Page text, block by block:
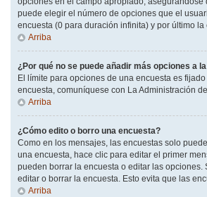
puede elegir el número de opciones que el
encuesta (0 para duración infinita) y por último
Arriba
¿Por qué no se puede añadir más opciones a
El límite para opciones de una encuesta es
encuesta, comuníquese con La Administración
Arriba
¿Cómo edito o borro una encuesta?
Como en los mensajes, las encuestas solo
una encuesta, hace clic para editar el primer
pueden borrar la encuesta o editar las
editar o borrar la encuesta. Esto evita que las
Arriba